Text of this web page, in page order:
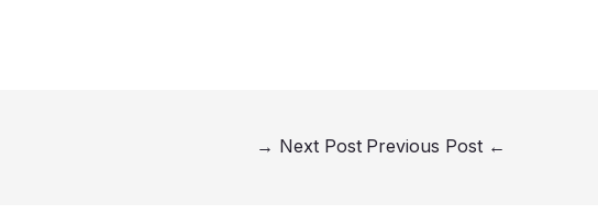
←
Next Post
→